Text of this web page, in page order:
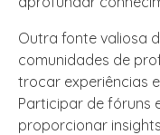
Outra fonte valiosa
comunidades de
trocar experiências
Participar de fóruns
proporcionar